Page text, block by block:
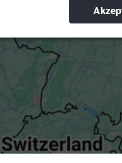
Suchbegriffe